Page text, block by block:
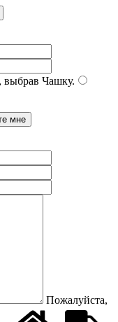
выбрав Чашку.
Пожалуйста,